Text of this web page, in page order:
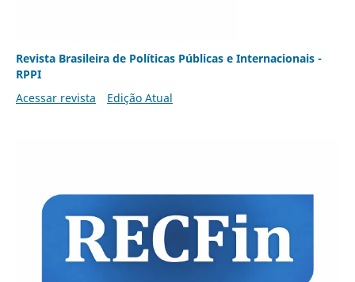
Revista Brasileira de Políticas Públicas e Internacionais -
RPPI
Acessar revista
Edição Atual